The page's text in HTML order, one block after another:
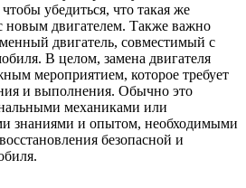
убедиться, что такая же
новым двигателем. Также важно
двигатель, совместимый с
В целом, замена двигателя
мероприятием, которое требует
и выполнения. Обычно это
механиками или
знаниями и опытом, необходимыми
безопасной и